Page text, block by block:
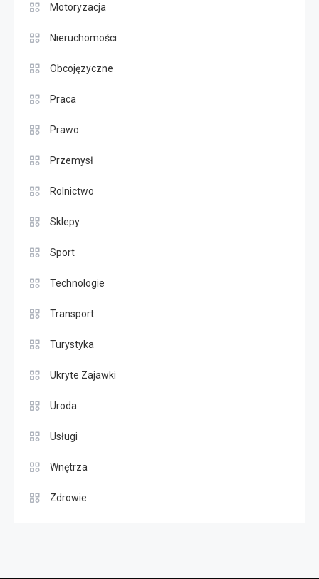
Motoryzacja
Nieruchomości
Obcojęzyczne
Praca
Prawo
Przemysł
Rolnictwo
Sklepy
Sport
Technologie
Transport
Turystyka
Ukryte Zajawki
Uroda
Usługi
Wnętrza
Zdrowie